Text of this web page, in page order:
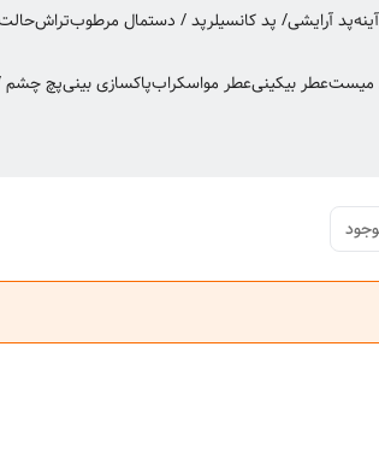
آینهپد آرایشی/ پد کانسیلرپد / دستمال مرطوبتراش
میستعطر بیکینیعطر مواسکرابپاکسازی بینیپچ چشم